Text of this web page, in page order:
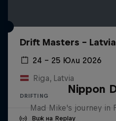
Drift Masters – Latvia
24 – 25 Юли 2026
Riga, Latvia
DRIFTING
Виж на Replay
Nippon
Mad Mike's journey in